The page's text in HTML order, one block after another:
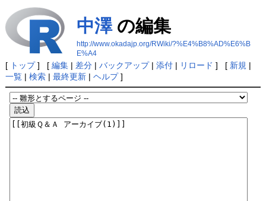
中澤の編集
http://www.okadajp.org/RWiki/?%E4%B8%AD%E6%B
E%A4
[ トップ] [ 編集| 差分| バックアップ| 添付| リロード ] [ 新規 |
一覧| 検索| 最終更新| ヘルプ]